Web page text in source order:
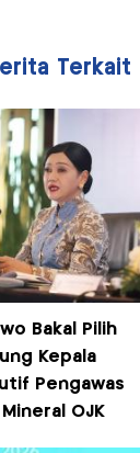
Terkait
Bakal Pilih
Kepala
Pengawas
Mineral OJK